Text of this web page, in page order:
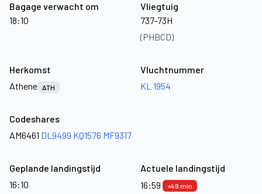
Bagage verwacht om
18:10
Vliegtuig
737-73H
(PHBCD)
Herkomst
Athene ATH
Vluchtnummer
KL 1954
Codeshares
AM6461 DL9499 KQ1576 MF9317
Geplande landingstijd
16:10
Actuele landingstijd
16:59
+49 min